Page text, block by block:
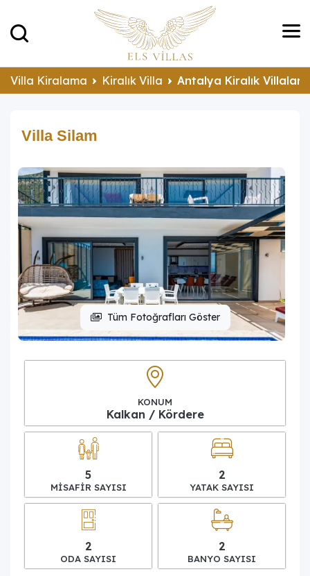
Villa Kiralama Kiralık Villa Antalya Kiralık Villalar
Villa Silam
Tüm Fotoğrafları Göster
KONUM
Kalkan / Kördere
5
MISAFIR SAYISI
2
YATAK SAYISI
2
ODA SAYISI
2
BANYO SAYISI